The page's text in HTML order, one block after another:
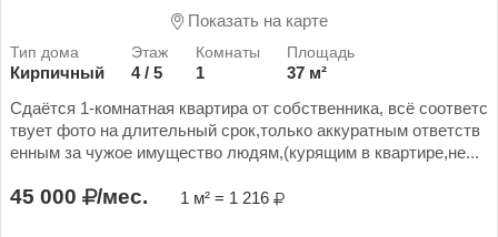
Показать на карте
Кирпичный 4 / 5 1
37 м²
Сдаётся 1-комнатная квартира от собственника, всё соответс
твует фото на длительный срок,только аккуратным ответств
енным за чужое имущество людям,(курящим в квартире,не...
45 000 /мес. 1 м² = 1 216